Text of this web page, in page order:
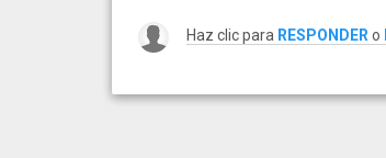
Haz clic para RESPONDERo